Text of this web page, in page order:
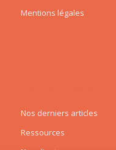
Mentions légales
Nos derniers articles
Ressources